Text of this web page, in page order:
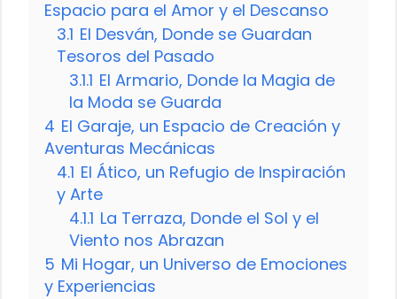
Espacio para el Amor y el Descanso
3.1 El Desván, Donde se Guardan
Tesoros del Pasado
3.1.1 El Armario, Donde la Magia de
la Moda se Guarda
4 El Garaje, un Espacio de Creación y
Aventuras Mecánicas
4.1 El Ático, un Refugio de Inspiración
y Arte
4.1.1 La Terraza, Donde el Sol y el
Viento nos Abrazan
5 Mi Hogar, un Universo de Emociones
y Experiencias